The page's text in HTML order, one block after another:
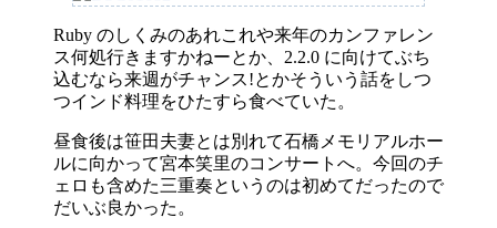
Ruby のしくみのあれこれや来年のカンファレン
ス何処行きますかねーとか、2.2.0 に向けてぶち
込むなら来週がチャンス!とかそういう話をしつ
つインド料理をひたすら食べていた。
昼食後は笹田夫妻とは別れて石橋メモリアルホー
ルに向かって宮本笑里のコンサートへ。今回のチ
ェロも含めた三重奏というのは初めてだったので
だいぶ良かった。